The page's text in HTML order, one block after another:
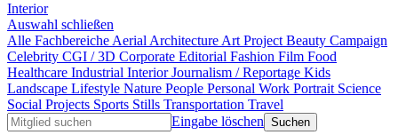
Interior
Auswahl schließen
Alle Fachbereiche Aerial Architecture Art Project Beauty Campaign
Celebrity CGI / 3D Corporate Editorial Fashion Film Food
Healthcare Industrial InteriorJournalism / Reportage Kids
Landscape Lifestyle Nature People Personal Work Portrait Science
Social Projects Sports Stills Transportation Travel
Eingabe löschen